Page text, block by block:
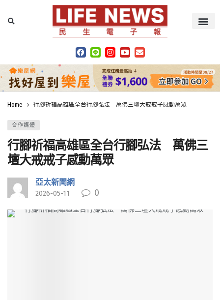
Home 行腳祈福高雄區全台行腳弘法 萬佛三壇大戒戒子感動萬眾
合作媒體
行腳祈福高雄區全台行腳弘法 萬佛三
壇大戒戒子感動萬眾
亞太新聞網
2026-05-11 0